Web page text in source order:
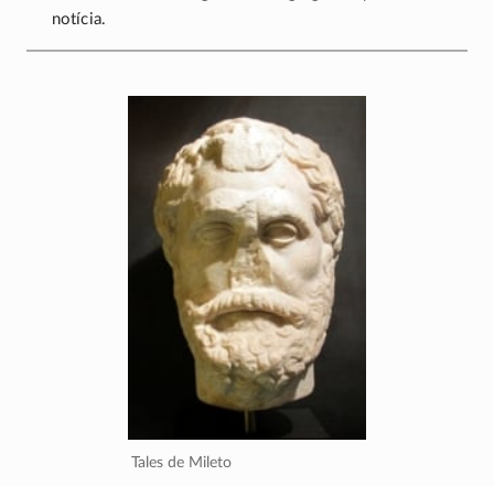
notícia.
Tales de Mileto